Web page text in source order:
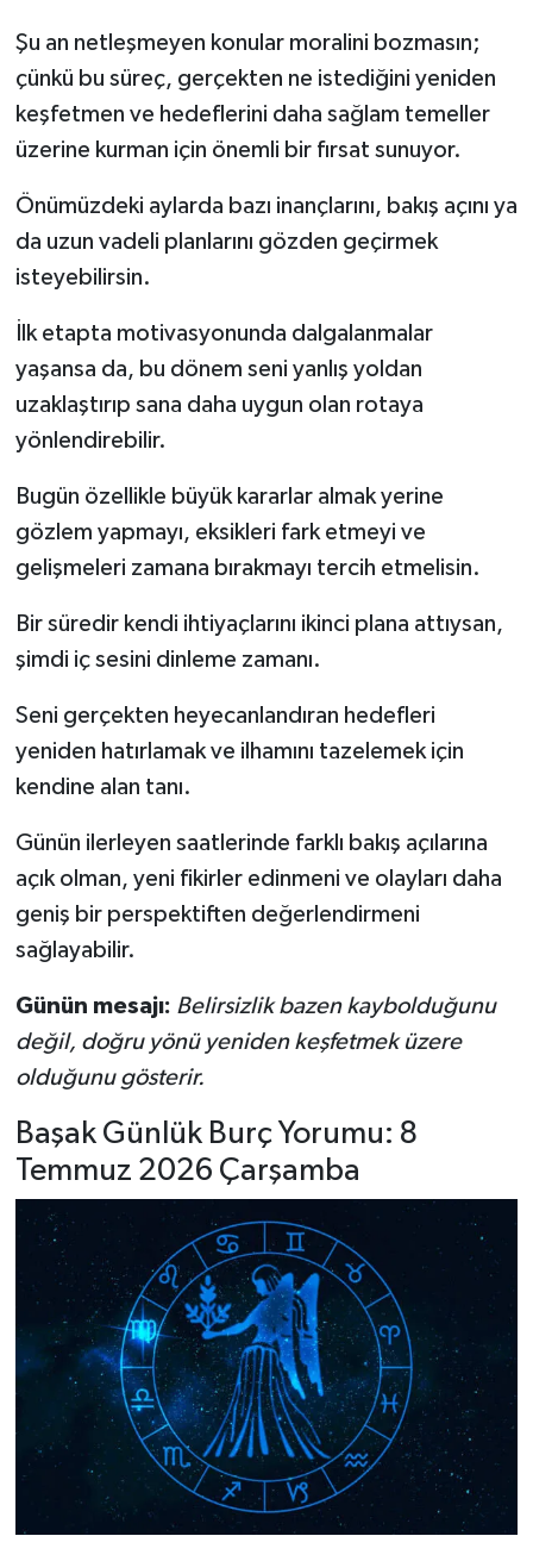
Şu an netleşmeyen konular moralini bozmasın;
çünkü bu süreç, gerçekten ne istediğini yeniden
keşfetmen ve hedeflerini daha sağlam temeller
üzerine kurman için önemli bir fırsat sunuyor.
Önümüzdeki aylarda bazı inançlarını, bakış açını ya
da uzun vadeli planlarını gözden geçirmek
isteyebilirsin.
İlk etapta motivasyonunda dalgalanmalar
yaşansa da, bu dönem seni yanlış yoldan
uzaklaştırıp sana daha uygun olan rotaya
yönlendirebilir.
Bugün özellikle büyük kararlar almak yerine
gözlem yapmayı, eksikleri fark etmeyi ve
gelişmeleri zamana bırakmayı tercih etmelisin.
Bir süredir kendi ihtiyaçlarını ikinci plana attıysan,
şimdi iç sesini dinleme zamanı.
Seni gerçekten heyecanlandıran hedefleri
yeniden hatırlamak ve ilhamını tazelemek için
kendine alan tanı.
Günün ilerleyen saatlerinde farklı bakış açılarına
açık olman, yeni fikirler edinmeni ve olayları daha
geniş bir perspektiften değerlendirmeni
sağlayabilir.
Günün mesajı: Belirsizlik bazen kaybolduğunu
değil, doğru yönü yeniden keşfetmek üzere
olduğunu gösterir.
Başak Günlük Burç Yorumu: 8
Temmuz 2026 Çarşamba